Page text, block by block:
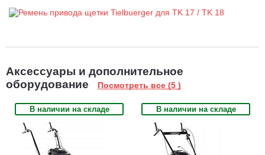
Аксессуары и дополнительное
оборудование
Посмотреть все (5 )
В наличии на складе В наличии на складе